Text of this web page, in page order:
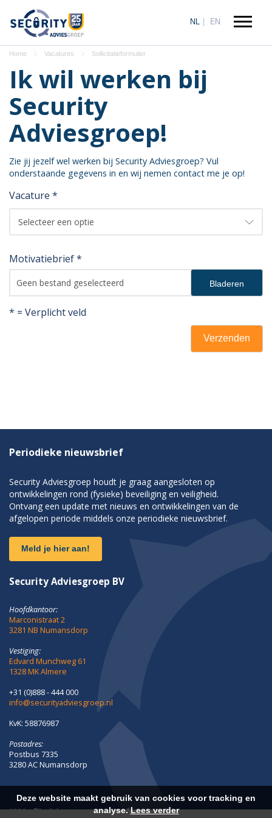
NL EN
Home Vacatures Sollicitatieformulier
Ik wil werken bij
Security
Adviesgroep!
Zie jij jezelf wel werken bij Security Adviesgroep? Vul
onderstaande gegevens in en wij nemen contact me je op!
Vacature *
Selecteer een optie
Motivatiebrief *
Geen bestand geselecteerd Bladeren
* = Verplicht veld
Verzenden
Periodieke nieuwsbrief
Security Adviesgroep houdt je graag aangesloten op
ontwikkelingen rond (fysieke) beveiliging en veiligheid.
Ontvang een update met nieuws en ontwikkelingen van de
afgelopen periode middels onze periodieke nieuwsbrief.
Meld je hier aan!
Security Adviesgroep BV
Hoofdkantoor:
Marconistraat 2
3281 NB Numansdorp
Vestiging:
Edvard Munchweg 61
1328 MK Almere
+31 (0)888 - 444 000
info@securityadviesgroep.nl
KvK: 58876987
Postadres:
Postbus 7335
3280 AC Numansdorp
2026 -Disclaimer
Deze website maakt gebruik van cookies voor tracking en
analyse.Lees verder